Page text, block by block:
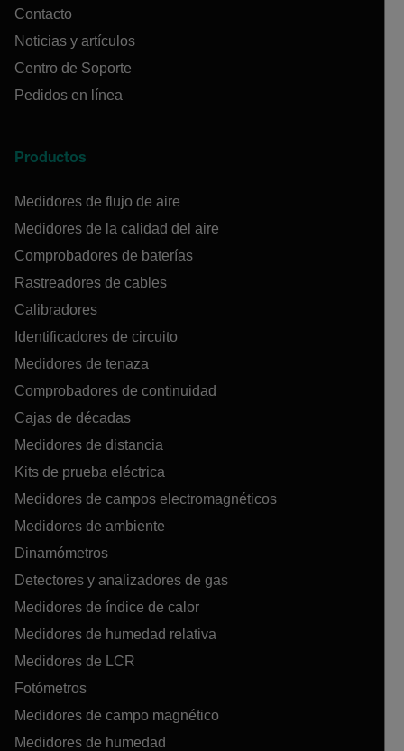
Contacto
Noticias y artículos
Centro de Soporte
Pedidos en línea
Productos
Medidores de flujo de aire
Medidores de la calidad del aire
Comprobadores de baterías
Rastreadores de cables
Calibradores
Identificadores de circuito
Medidores de tenaza
Comprobadores de continuidad
Cajas de décadas
Medidores de distancia
Kits de prueba eléctrica
Medidores de campos electromagnéticos
Medidores de ambiente
Dinamómetros
Detectores y analizadores de gas
Medidores de índice de calor
Medidores de humedad relativa
Medidores de LCR
Fotómetros
Medidores de campo magnético
Medidores de humedad